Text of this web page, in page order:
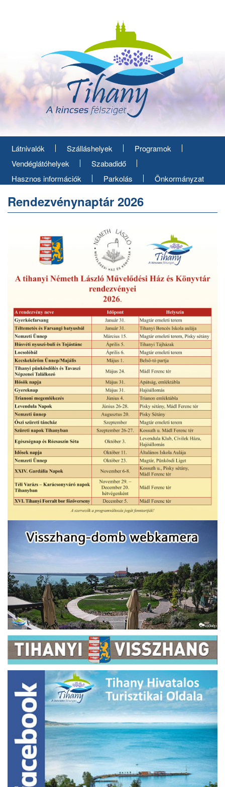
Látnivalók Szálláshelyek
Programok
Vendéglátóhelyek
Szabadidő
Hasznos információk
Parkolás Önkormányzat
Rendezvénynaptár 2026